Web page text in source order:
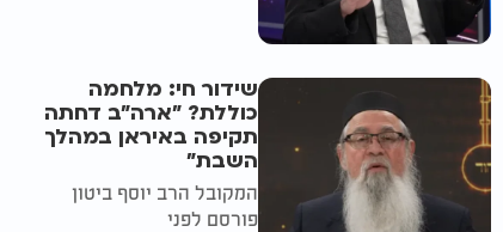
שידור חי: מלחמה
כוללת? ״ארה"ב דחתה
תקיפה באיראן במהלך
השבת״
המקובל הרב יוסף ביטון
פורסם לפני